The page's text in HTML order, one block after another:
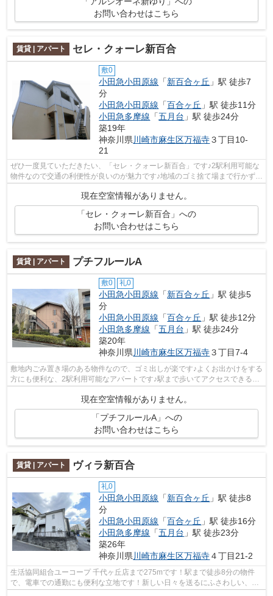
お問い合わせはこちら
賃貸 | アパート セレ・クォーレ新百合
敷0
小田急小田原線 「新百合ヶ丘 」駅 徒歩7
分
小田急小田原線 「百合ヶ丘 」駅 徒歩11分
小田急多摩線 「五月台 」駅 徒歩24分
築19年
神奈川県 川崎市麻生区万福寺３丁目10-
21
ぜひ一度見ていただきたい、「セレ・クォーレ新百合」です♪2駅利用可能な
物件なので交通の利便性が良いのが魅力です♪地域のゴミ捨て場まで行かずに
サッとゴミ出しできるように、共用部...
現在空室情報がありません。
「セレ・クォーレ新百合」への
お問い合わせはこちら
賃貸 | アパート プチフルールA
敷0 礼0
小田急小田原線 「新百合ヶ丘 」駅 徒歩5
分
小田急小田原線 「百合ヶ丘 」駅 徒歩12分
小田急多摩線 「五月台 」駅 徒歩24分
築20年
神奈川県 川崎市麻生区万福寺３丁目7-4
敷地内ごみ置き場のある物件なので、ゴミ出しが楽です♪よくお出かけをする
方にも便利な、2駅利用可能なアパートです♪駅まで歩いてアクセスできる、
現在空室情報がありません。
「プチフルールA」への
お問い合わせはこちら
賃貸 | アパート ヴィラ新百合
礼0
小田急小田原線 「新百合ヶ丘 」駅 徒歩8
分
小田急小田原線 「百合ヶ丘 」駅 徒歩16分
小田急多摩線 「五月台 」駅 徒歩23分
築26年
神奈川県 川崎市麻生区万福寺４丁目21-2
生活協同組合ユーコープ 千代ヶ丘店まで275mです！駅まで徒歩8分の物件
で、電車での通勤にも便利な立地です！新しい日々を送るにふさわしい、き
れいな室内です！アーバン企画開発では...